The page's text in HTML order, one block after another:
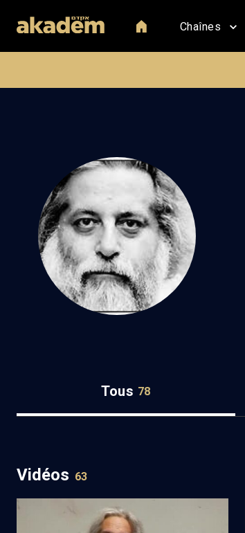
Chaînes
Tous 78
Vidéos 63
Hannah Arendt versus Freud : la
question de la responsabilité - Cours